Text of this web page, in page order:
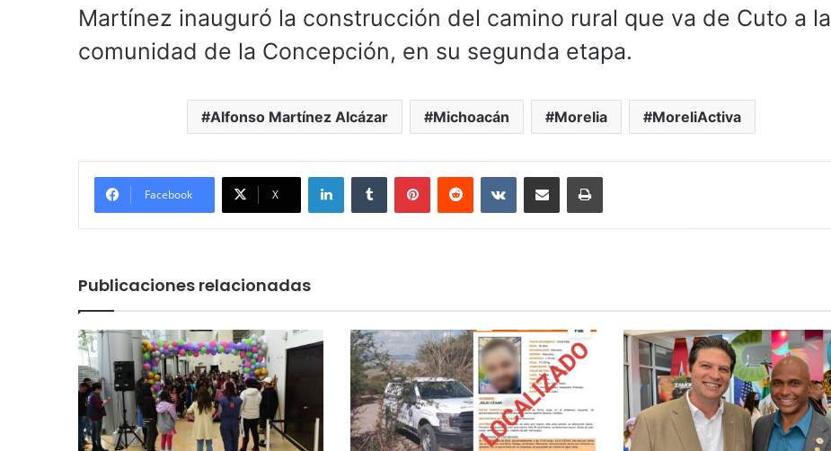
Martínez inauguró la construcción del camino rural que va de Cuto a la
comunidad de la Concepción, en su segunda etapa.
Alfonso Martínez Alcázar Michoacán Morelia MoreliActiva
Facebook X
LinkedInTumblr PinterestReddit VKontakteCompartir por correo electrónicoImprimir
Publicaciones relacionadas